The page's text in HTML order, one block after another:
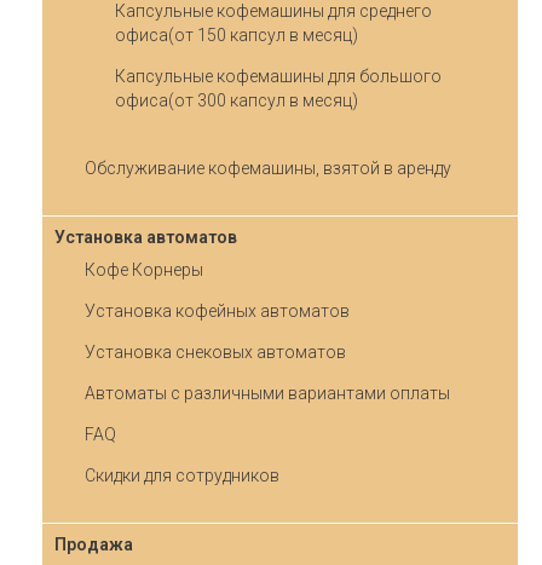
Капсульные кофемашины для среднего
офиса(от 150 капсул в месяц)
Капсульные кофемашины для большого
офиса(от 300 капсул в месяц)
Обслуживание кофемашины, взятой в аренду
Установка автоматов
Кофе Корнеры
Установка кофейных автоматов
Установка снековых автоматов
Автоматы с различными вариантами оплаты
FAQ
Скидки для сотрудников
Продажа